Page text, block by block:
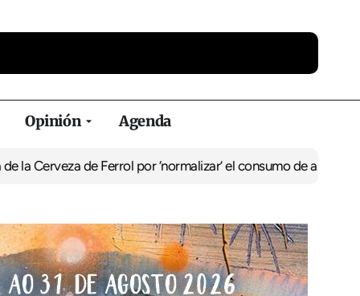
Opinión Agenda
Ferrol por ‘normalizar’ el consumo de alcoholDe Perlío a